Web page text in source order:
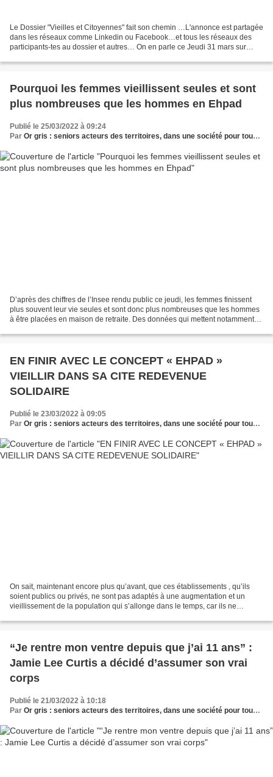
Le Dossier "Vieilles et Citoyennes" fait son chemin …L'annonce est partagée
dans les réseaux comme Linkedin ou Facebook…et tous les réseaux des
participants-tes au dossier et autres… On en parle ce Jeudi 31 mars sur
Pourquoi les femmes vieillissent seules et sont
plus nombreuses que les hommes en Ehpad
Publié le 25/03/2022 à 09:24
Par Or gris : seniors acteurs des territoires, dans une société pour tous les âges
D’après des chiffres de l’Insee rendu public ce jeudi, les femmes finissent
plus souvent leur vie seules et sont donc plus nombreuses que les hommes
à être placées en maison de retraite. Des données qui mettent notamment
EN FINIR AVEC LE CONCEPT « EHPAD »
VIEILLIR DANS SA CITE REDEVENUE
SOLIDAIRE
Publié le 23/03/2022 à 09:05
Par Or gris : seniors acteurs des territoires, dans une société pour tous les âges
On sait, maintenant encore plus qu’avant, que ces établissements , qu’ils
soient publics ou privés, ne sont pas adaptés à une augmentation et un
vieillissement de la population qui s’allonge dans le temps, car ils ne
“Je rentre mon ventre depuis que j’ai 11 ans” :
Jamie Lee Curtis a décidé d’assumer son vrai
corps
Publié le 21/03/2022 à 10:18
Par Or gris : seniors acteurs des territoires, dans une société pour tous les âges